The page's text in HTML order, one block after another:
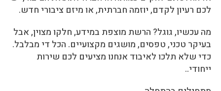
לכם רעיון לקדם, יוזמה חברתית, או מיזם ציבורי חדש.
מה עכשיו, גוגל? הרשת מוצפת במידע, חלקו מצוין, אבל
בעיקר טכני, טפסים, מושגים מקצועיים. הכל די מבלבל.
כדי שלא תלכו לאיבוד אנחנו מציעים לכם שירות
ייחודי..